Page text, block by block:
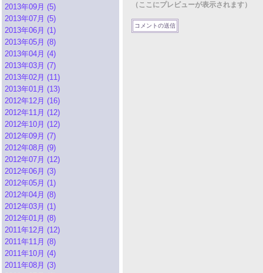
2013年09月 (5)
2013年07月 (5)
2013年06月 (1)
2013年05月 (8)
2013年04月 (4)
2013年03月 (7)
2013年02月 (11)
2013年01月 (13)
2012年12月 (16)
2012年11月 (12)
2012年10月 (12)
2012年09月 (7)
2012年08月 (9)
2012年07月 (12)
2012年06月 (3)
2012年05月 (1)
2012年04月 (8)
2012年03月 (1)
2012年01月 (8)
2011年12月 (12)
2011年11月 (8)
2011年10月 (4)
2011年08月 (3)
（ここにプレビューが表示されます）